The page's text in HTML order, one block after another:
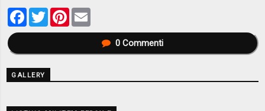
Facebook
TwitterPinterest
0Commenti
GALLERY